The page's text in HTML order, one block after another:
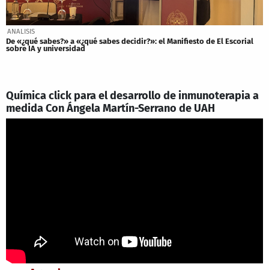
ANALISIS
De «¿qué sabes?» a «¿qué sabes decidir?»: el Manifiesto de El Escorial
sobre IA y universidad
Química click para el desarrollo de inmunoterapia a
medida Con Ángela Martín-Serrano de UAH